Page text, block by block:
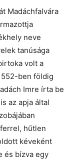
Madáchfalvára
neve
tanúsága
volt a
ben földig
Imre írta be
az apja által
hűtlen
kéveként
és bízva egy